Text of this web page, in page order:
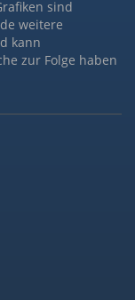
sind
weitere
kann
zur Folge haben